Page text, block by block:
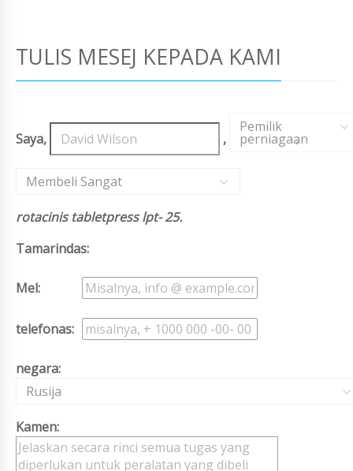
TULIS MESEJ KEPADA KAMI
Saya, ,
Pemilik
perniagaan
,
Membeli Sangat
rotacinis tabletpress lpt- 25.
Tamarindas:
Mel:
telefonas:
negara:
Rusija
Kamen: